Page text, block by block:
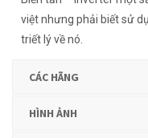
việt nhưng phải biết sử
triết lý về nó.
CÁC HÃNG
HÌNH ẢNH